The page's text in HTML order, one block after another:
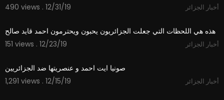
490 views . 12/31/19
أخبار الجزائر
هذه هي اللحظات التي جعلت الجزائريون يحبون ويحترمون احمد قايد صالح
151 views . 12/23/19
أخبار الجزائر
صونيا ايت احمد و عنصريتها ضد الجزائريين
1,291 views . 12/15/19
أخبار الجزائر